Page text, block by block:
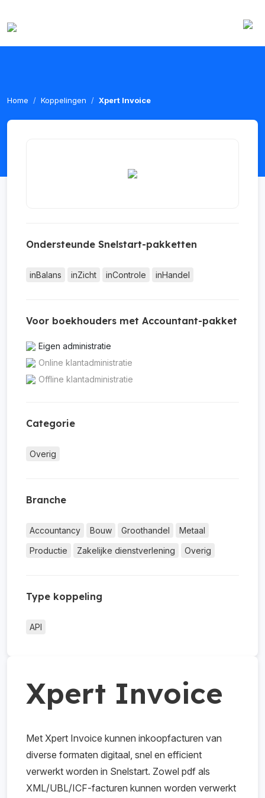
Home Koppelingen Xpert Invoice
Ondersteunde Snelstart-pakketten
inBalans inZicht inControle inHandel
Voor boekhouders met Accountant-pakket
Eigen administratie
Online klantadministratie
Offline klantadministratie
Categorie
Overig
Branche
Accountancy Bouw Groothandel
Metaal
Productie
Zakelijke dienstverlening Overig
Type koppeling
API
Xpert Invoice
Met Xpert Invoice kunnen inkoopfacturen van
diverse formaten digitaal, snel en efficient
verwerkt worden in Snelstart. Zowel pdf als
XML/UBL/ICF-facturen kunnen worden verwerkt